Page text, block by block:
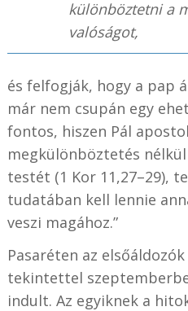
különböztetni a
valóságot,
és felfogják, hogy a pap
már nem csupán egy
fontos, hiszen Pál
megkülönböztetés
testét (1 Kor 11,27–29),
tudatában kell lennie
veszi magához.”
Pasaréten az
tekintettel
indult. Az egyiknek a